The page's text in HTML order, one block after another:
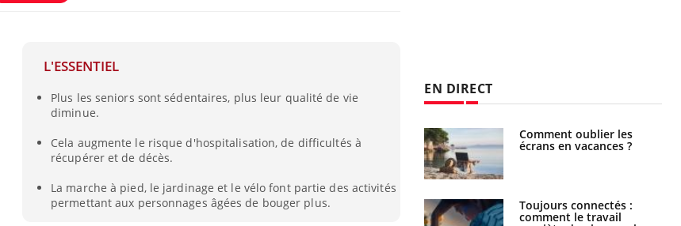
L'ESSENTIEL
Plus les seniors sont sédentaires, plus leur qualité de vie
diminue.
Cela augmente le risque d'hospitalisation, de difficultés à
récupérer et de décès.
La marche à pied, le jardinage et le vélo font partie des activités
permettant aux personnages âgées de bouger plus.
EN DIRECT
détecté chez un touriste
Mortalité infantile : un
Comment oublier les
écrans en vacances ?
Toujours connectés :
comment le travail